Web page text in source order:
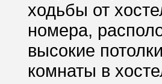
ходьбы от
номера,
высокие
комнаты в